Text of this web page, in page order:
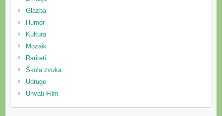
Glazba
Humor
Kultura
Mozaik
Rariteti
Škola zvuka
Udruge
Uhvati Film